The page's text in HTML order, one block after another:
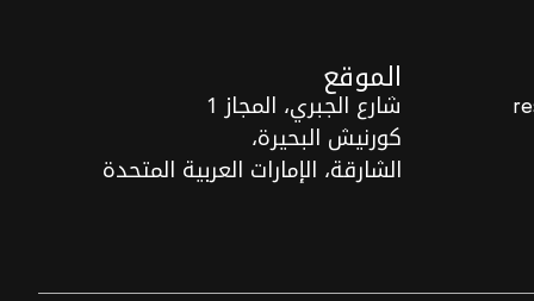
الموقع
شارع الجبري، المجاز 1
كورنيش البحيرة،
الشارقة، الإمارات العربية المتحدة